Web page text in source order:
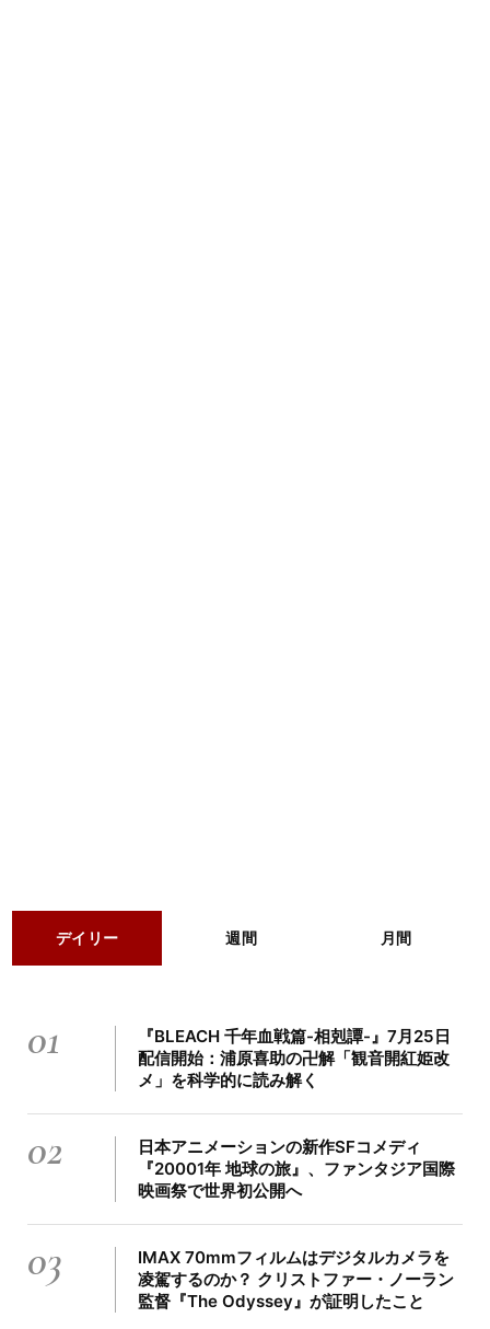
デイリー 週間 月間
01
『BLEACH 千年血戦篇-相剋譚-』7月25日
配信開始：浦原喜助の卍解「観音開紅姫改
メ」を科学的に読み解く
02
日本アニメーションの新作SFコメディ
『20001年 地球の旅』、ファンタジア国際
映画祭で世界初公開へ
03
IMAX 70mmフィルムはデジタルカメラを
凌駕するのか？ クリストファー・ノーラン
監督『The Odyssey』が証明したこと